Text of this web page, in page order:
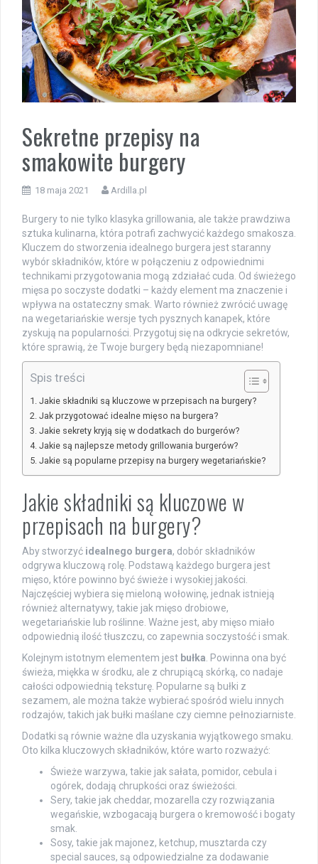
Sekretne przepisy na
smakowite burgery
18 maja 2021 Ardilla.pl
Burgery to nie tylko klasyka grillowania, ale także prawdziwa
sztuka kulinarna, która potrafi zachwycić każdego smakosza.
Kluczem do stworzenia idealnego burgera jest staranny
wybór składników, które w połączeniu z odpowiednimi
technikami przygotowania mogą zdziałać cuda. Od świeżego
mięsa po soczyste dodatki – każdy element ma znaczenie i
wpływa na ostateczny smak. Warto również zwrócić uwagę
na wegetariańskie wersje tych pysznych kanapek, które
zyskują na popularności. Przygotuj się na odkrycie sekretów,
które sprawią, że Twoje burgery będą niezapomniane!
Spis treści
Jakie składniki są kluczowe w przepisach na burgery?
Jak przygotować idealne mięso na burgera?
Jakie sekrety kryją się w dodatkach do burgerów?
Jakie są najlepsze metody grillowania burgerów?
Jakie są popularne przepisy na burgery wegetariańskie?
Jakie składniki są kluczowe w
przepisach na burgery?
Aby stworzyć idealnego burgera, dobór składników
odgrywa kluczową rolę. Podstawą każdego burgera jest
mięso, które powinno być świeże i wysokiej jakości.
Najczęściej wybiera się mieloną wołowinę, jednak istnieją
również alternatywy, takie jak mięso drobiowe,
wegetariańskie lub roślinne. Ważne jest, aby mięso miało
odpowiednią ilość tłuszczu, co zapewnia soczystość i smak.
Kolejnym istotnym elementem jest bułka . Powinna ona być
świeża, miękka w środku, ale z chrupiącą skórką, co nadaje
całości odpowiednią teksturę. Popularne są bułki z
sezamem, ale można także wybierać spośród wielu innych
rodzajów, takich jak bułki maślane czy ciemne pełnoziarniste.
Dodatki są równie ważne dla uzyskania wyjątkowego smaku.
Oto kilka kluczowych składników, które warto rozważyć:
Świeże warzywa, takie jak sałata, pomidor, cebula i
ogórek, dodają chrupkości oraz świeżości.
Sery, takie jak cheddar, mozarella czy rozwiązania
wegańskie, wzbogacają burgera o kremowość i bogaty
smak.
Sosy, takie jak majonez, ketchup, musztarda czy
special sauces, są odpowiedzialne za dodawanie